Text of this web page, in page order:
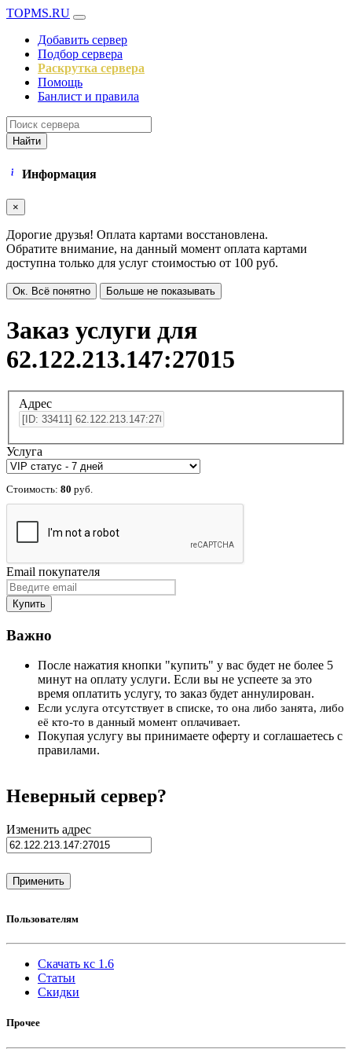
TOPMS.RU
Добавить сервер
Подбор сервера
Раскрутка сервера
Помощь
Банлист и правила
Найти
Информация
×
Дорогие друзья! Оплата картами восстановлена.
Обратите внимание, на данный момент оплата картами
доступна только для услуг стоимостью от 100 руб.
Ок. Всё понятно Больше не показывать
Заказ услуги для
62.122.213.147:27015
Адрес
Услуга
Стоимость: 80 руб.
Email покупателя
Важно
После нажатия кнопки "купить" у вас будет не более 5
минут на оплату услуги. Если вы не успеете за это
время оплатить услугу, то заказ будет аннулирован.
Если услуга отсутствует в списке, то она либо занята, либо
её кто-то в данный момент оплачивает.
Покупая услугу вы принимаете оферту и соглашаетесь с
правилами.
Неверный сервер?
Изменить адрес
Пользователям
Скачать кс 1.6
Статьи
Скидки
Прочее